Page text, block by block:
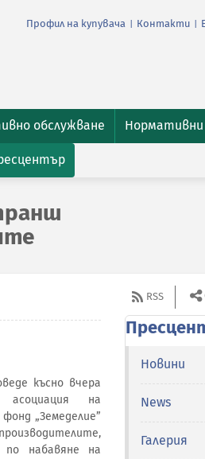
Профил на купувача Контакти
обслужване
късно вчера
на
„Земеделие”
набавяне на
RSS
Новини
News
Галерия